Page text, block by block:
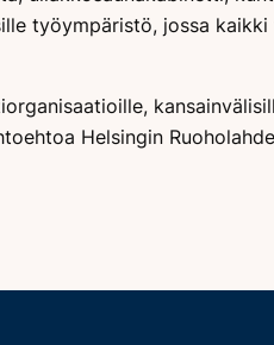
työympäristö, jossa
Helsingin